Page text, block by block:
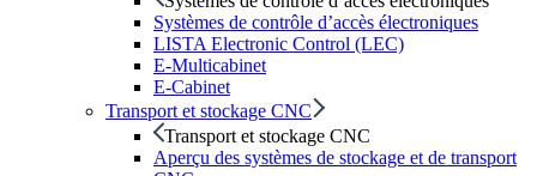
Systèmes de contrôle d’accès électroniques
LISTA Electronic Control (LEC)
E-Multicabinet
E-Cabinet
Transport et stockage CNC
Transport et stockage CNC
Aperçu des systèmes de stockage et de transport